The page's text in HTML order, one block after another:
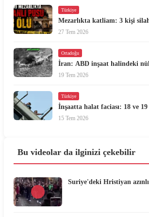
Türkiye
Mezarlıkta katliam: 3 kişi
27 Tem 2026
Ortadoğu
İran: ABD inşaat halindeki
19 Tem 2026
Türkiye
İnşaatta halat faciası: 18 ve
15 Tem 2026
Bu videolar da ilginizi çekebilir
Suriye'deki Hristiyan